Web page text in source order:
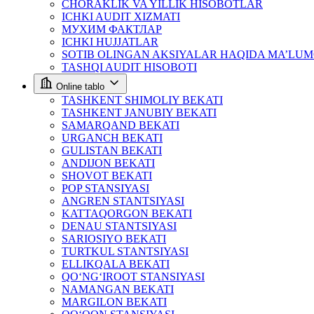
CHORAKLIK VA YILLIK HISOBOTLAR
ICHKI AUDIT XIZMATI
МУХИМ ФАКТЛАР
ICHKI HUJJATLAR
SOTIB OLINGAN AKSIYALAR HAQIDA
TASHQI AUDIT HISOBOTI
Online tablo
TASHKENT SHIMOLIY BEKATI
TASHKENT JANUBIY BEKATI
SAMARQAND BEKATI
URGANCH BEKATI
GULISTAN BEKATI
ANDIJON BEKATI
SHOVOT BEKATI
POP STANSIYASI
ANGREN STANTSIYASI
KATTAQORGON BEKATI
DENAU STANTSIYASI
SARIOSIYO BEKATI
TURTKUL STANTSIYASI
ELLIKQALA BEKATI
QO‘NG‘IROOT STANSIYASI
NAMANGAN BEKATI
MARGILON BEKATI